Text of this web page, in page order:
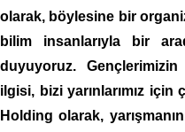
olarak, böylesine bir
bilim insanlarıyla bir
duyuyoruz.
ilgisi, bizi yarınlarımız için
Holding olarak,